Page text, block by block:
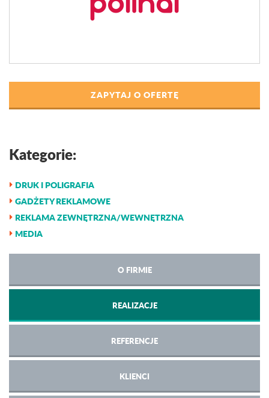
ZAPYTAJ O OFERTĘ
Kategorie:
DRUK I POLIGRAFIA
GADŻETY REKLAMOWE
REKLAMA ZEWNĘTRZNA/WEWNĘTRZNA
MEDIA
O FIRMIE
REALIZACJE
REFERENCJE
KLIENCI